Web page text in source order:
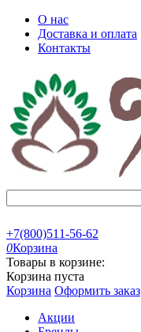
О нас
Доставка и оплата
Контакты
+7(800)511-56-62
0Корзина
Товары в корзине:
Корзина пуста
Корзина Оформить заказ
Акции